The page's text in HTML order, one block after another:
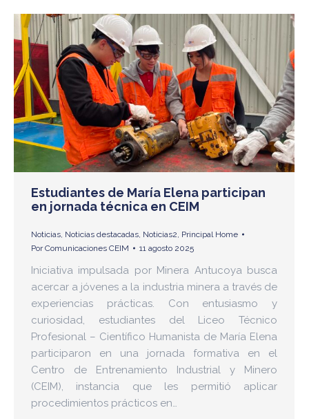
Estudiantes de María Elena participan
en jornada técnica en CEIM
Noticias, Noticias destacadas, Noticias2, Principal Home
PorComunicaciones CEIM 11 agosto 2025
Iniciativa impulsada por Minera Antucoya busca
acercar a jóvenes a la industria minera a través de
experiencias prácticas. Con entusiasmo y
curiosidad, estudiantes del Liceo Técnico
Profesional – Científico Humanista de María Elena
participaron en una jornada formativa en el
Centro de Entrenamiento Industrial y Minero
(CEIM), instancia que les permitió aplicar
procedimientos prácticos en…